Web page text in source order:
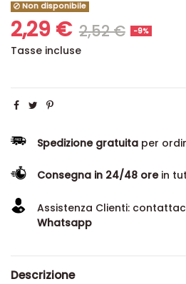
Non disponibile
2,29 € 2,52 € -9%
Tasse incluse
Spedizione gratuita per
Consegna in 24/48 orein
Assistenza Clienti:
Whatsapp
Descrizione